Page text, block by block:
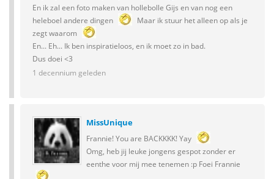
En ik zal een foto maken van hollebolle Gijs en van nog een
heleboel andere dingen
Maar ik stuur het alleen op als je
zegt waarom
En... Eh... Ik ben inspiratieloos, en ik moet zo in bad.
Dus doei <3
1 decennium geleden
MissUnique
Frannie! You are BACKKKK! Yay
Omg, heb jij leuke jongens gespot zonder er
eenthe voor mij mee tenemen :p Foei Frannie